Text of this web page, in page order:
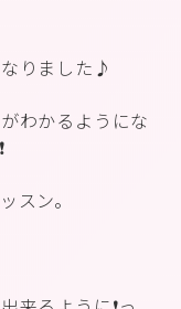
りました♪
わかるようにな
スン。